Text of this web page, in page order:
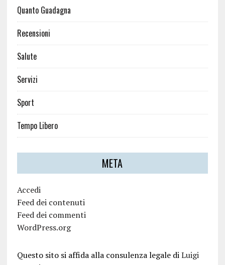
Quanto Guadagna
Recensioni
Salute
Servizi
Sport
Tempo Libero
META
Accedi
Feed dei contenuti
Feed dei commenti
WordPress.org
Questo sito si affida alla consulenza legale diLuigi